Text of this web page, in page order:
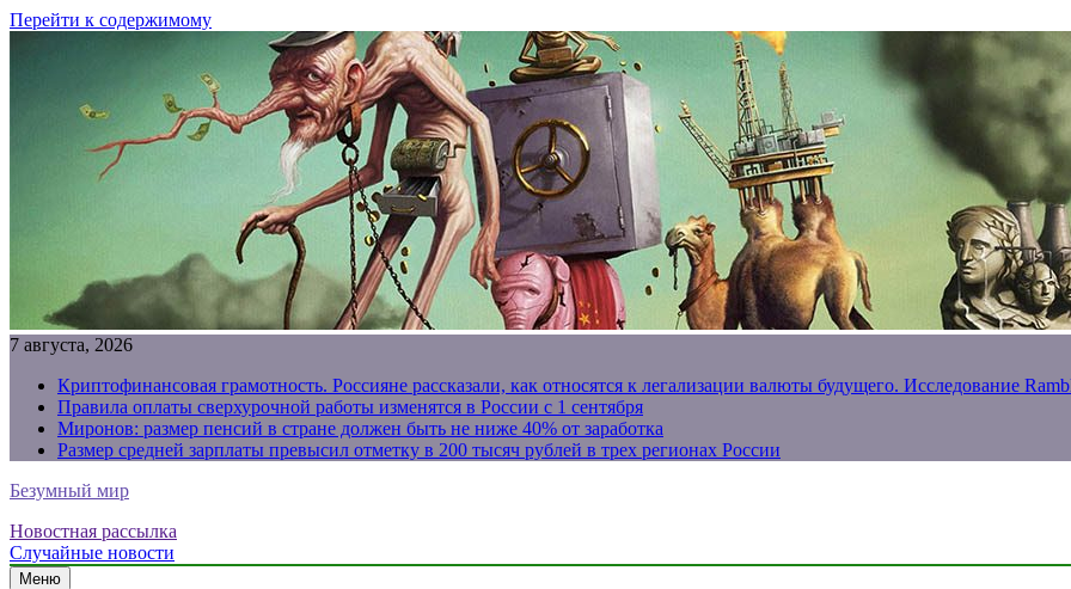
Перейти к содержимому
7 августа, 2026
Криптофинансовая грамотность. Россияне рассказали, как относятся к легализации валюты будущего. Исследование
Правила оплаты сверхурочной работы изменятся в России с 1 сентября
Миронов: размер пенсий в стране должен быть не ниже 40% от заработка
Размер средней зарплаты превысил отметку в 200 тысяч рублей в трех регионах России
Безумный мир
Новостная рассылка
Случайные новости
Меню